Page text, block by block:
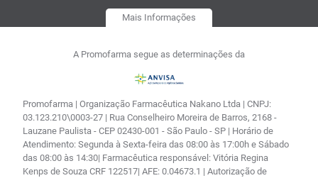
Mais Informações
A Promofarma segue as determinações da
Promofarma | Organização Farmacêutica Nakano Ltda | CNPJ:
03.123.210\0003-27 | Rua Conselheiro Moreira de Barros, 2168 -
Lauzane Paulista - CEP 02430-001 - São Paulo - SP | Horário de
Atendimento: Segunda à Sexta-feira das 08:00 às 17:00h e Sábado
das 08:00 às 14:30| Farmacêutica responsável: Vitória Regina
Kenps de Souza CRF 122517| AFE: 0.04673.1 | Autorização de